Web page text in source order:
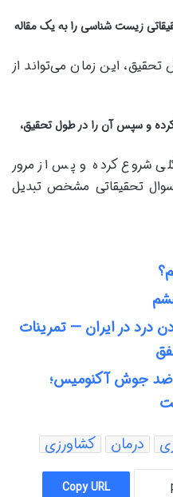
زیست شناسی را به یک مقاله
این زمان می‌تواند از
و سپس آن را در طول تحقیق،
شروع کرده و پس از مرور
تحقیقاتی مشخص تبدیل
درد در ایران — تمرینات
ضد جوش آکنومیس؛
درمان کشاورزی
Copy URL